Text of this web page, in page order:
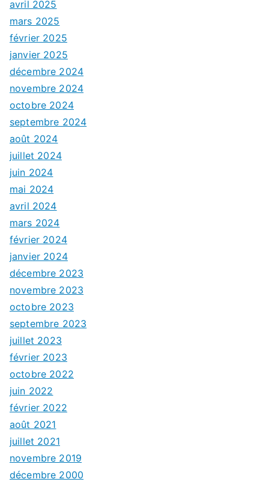
avril 2025
mars 2025
février 2025
janvier 2025
décembre 2024
novembre 2024
octobre 2024
septembre 2024
août 2024
juillet 2024
juin 2024
mai 2024
avril 2024
mars 2024
février 2024
janvier 2024
décembre 2023
novembre 2023
octobre 2023
septembre 2023
juillet 2023
février 2023
octobre 2022
juin 2022
février 2022
août 2021
juillet 2021
novembre 2019
décembre 2000